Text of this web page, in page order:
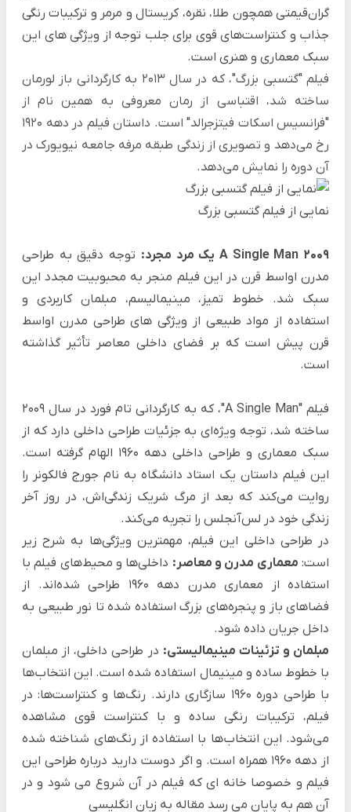
گران‌قیمتی همچون طلا، نقره، کریستال و مرمر و ترکیبات رنگی
جذاب و کنتراست‌های قوی برای جلب توجه از ویژگی های این
سبک معماری و هنری است.
فیلم "گتسبی بزرگ"، که در سال 2013 به کارگردانی باز لورمان
ساخته شد، اقتباسی از رمان معروفی به همین نام از
"فرانسیس اسکات فیتزجرالد" است. داستان فیلم در دهه 1920
رخ می‌دهد و تصویری از زندگی طبقه مرفه جامعه نیویورک در
آن دوره را نمایش می‌دهد.
نمایی از فیلم گتسبی بزرگ
A Single Man 2009 یک مرد مجرد:
توجه دقیق به طراحی
مدرن اواسط قرن در این فیلم منجر به محبوبیت مجدد این
سبک شد. خطوط تمیز، مینیمالیسم، مبلمان کاربردی و
استفاده از مواد طبیعی از ویژگی های طراحی مدرن اواسط
قرن پیش است که بر فضای داخلی معاصر تأثیر گذاشته
است.
فیلم "A Single Man"، که به کارگردانی تام فورد در سال 2009
ساخته شد، توجه ویژه‌ای به جزئیات طراحی داخلی دارد که از
سبک معماری و طراحی داخلی دهه 1960 الهام گرفته است.
این فیلم داستان یک استاد دانشگاه به نام جورج فالکونر را
روایت می‌کند که بعد از مرگ شریک زندگی‌اش، در روز آخر
زندگی خود در لس‌آنجلس را تجربه می‌کند.
در طراحی داخلی این فیلم، مهمترین ویژگی‌ها به شرح زیر
است: معماری مدرن و معاصر: داخلی‌ها و محیط‌های فیلم با
استفاده از معماری مدرن دهه 1960 طراحی شده‌اند. از
فضاهای باز و پنجره‌های بزرگ استفاده شده تا نور طبیعی به
داخل جریان داده شود.
مبلمان و تزئینات مینیمالیستی: در طراحی داخلی، از مبلمان
با خطوط ساده و مینیمال استفاده شده است. این انتخاب‌ها
با طراحی دوره 1960 سازگاری دارند. رنگ‌ها و کنتراست‌ها: در
فیلم، ترکیبات رنگی ساده و با کنتراست قوی مشاهده
می‌شود. این انتخاب‌ها با استفاده از رنگ‌های شناخته شده
از دهه 1960 همراه است. و اگر دوست دارید درباره طراحی این
فیلم و خصوصا خانه ای که فیلم در آن شروع می شود و در
آن هم به پایان می رسد مقاله به زبان انگلیسی